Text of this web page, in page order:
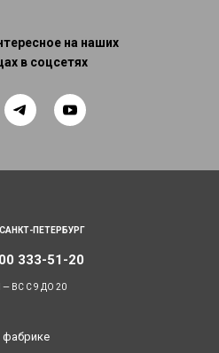
на наших
в соцсетях
САНКТ-ПЕТЕРБУРГ
333-51-20
— ВС С 9 ДО 20
фабрике